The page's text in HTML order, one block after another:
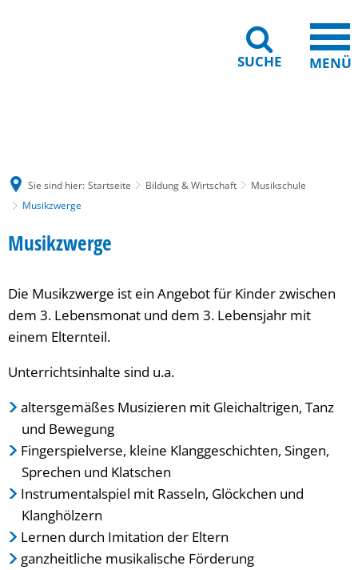
SUCHE MENÜ
Sie sind hier: Startseite Bildung & Wirtschaft
Musikschule
Musikzwerge
Musikzwerge
Musikzwerge
Die Musikzwerge ist ein Angebot für Kinder zwischen
dem 3. Lebensmonat und dem 3. Lebensjahr mit
einem Elternteil.
Unterrichtsinhalte sind u.a.
altersgemäßes Musizieren mit Gleichaltrigen, Tanz
und Bewegung
Fingerspielverse, kleine Klanggeschichten, Singen,
Sprechen und Klatschen
Instrumentalspiel mit Rasseln, Glöckchen und
Klanghölzern
Lernen durch Imitation der Eltern
ganzheitliche musikalische Förderung